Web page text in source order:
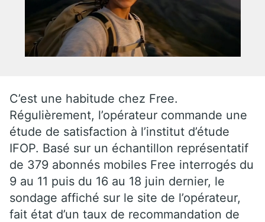
C’est une habitude chez Free.
Régulièrement, l’opérateur commande une
étude de satisfaction à l’institut d’étude
IFOP. Basé sur un échantillon représentatif
de 379 abonnés mobiles Free interrogés du
9 au 11 puis du 16 au 18 juin dernier, le
sondage affiché sur le site de l’opérateur,
fait état d’un taux de recommandation de